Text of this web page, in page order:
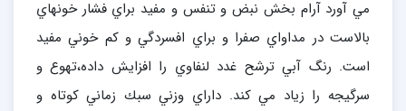
مي آورد آرام بخش نبض و تنفس و مفيد براي فشار خونهاي
بالاست در مداواي صفرا و براي افسردگي و كم خوني مفيد
است. رنگ آبي ترشح غدد لنفاوي را افزايش داده،‌تهوع و
سرگيجه را زياد مي كند. داراي وزني سبك زماني كوتاه و